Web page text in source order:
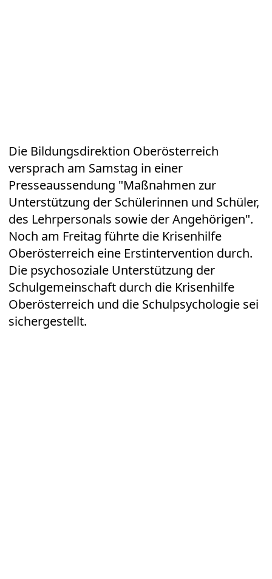
Die Bildungsdirektion Oberösterreich
versprach am Samstag in einer
Presseaussendung "Maßnahmen zur
Unterstützung der Schülerinnen und Schüler,
des Lehrpersonals sowie der Angehörigen".
Noch am Freitag führte die Krisenhilfe
Oberösterreich eine Erstintervention durch.
Die psychosoziale Unterstützung der
Schulgemeinschaft durch die Krisenhilfe
Oberösterreich und die Schulpsychologie sei
sichergestellt.